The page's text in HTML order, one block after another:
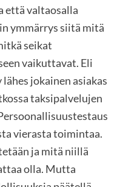
että valtaosalla
ymmärrys siitä mitä
seikat
vaikuttavat. Eli
jokainen asiakas
taksipalvelujen
vierasta toimintaa.
ja mitä niillä
olla. Mutta